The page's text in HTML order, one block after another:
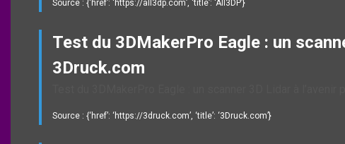
Source : {‘href’: ‘https://all3dp.com’, ‘title’: ‘All3DP’}
Test du 3DMakerPro Eagle : un
3Druck.com
Source : {‘href’: ‘https://3druck.com’, ‘title’: ‘3Druck.com’}